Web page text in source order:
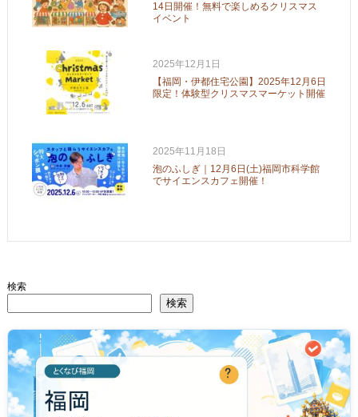
14日開催！無料で楽しめるクリスマス
イベント
2025年12月1日
【福岡・伊都住宅公園】2025年12月6日
限定！体験型クリスマスマーケット開催
2025年11月18日
泡のふしぎ｜12月6日(土)福岡市科学館
でサイエンスカフェ開催！
検索
検索